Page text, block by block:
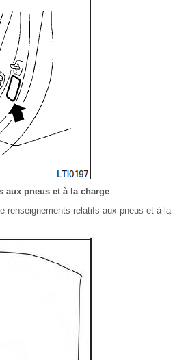
aux pneus et à la charge
renseignements relatifs aux pneus et à la